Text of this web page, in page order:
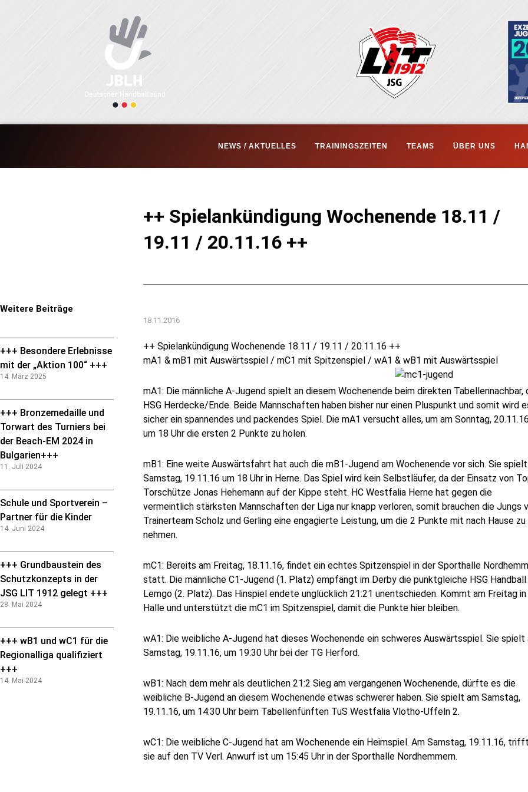
NEWS / AKTUELLES TRAININGSZEITEN TEAMS ÜBER UNS
Weitere Beiträge
+++ Besondere Erlebnisse
mit der „Aktion 100“ +++
14. März 2025
+++ Bronzemedaille und
Torwart des Turniers bei
der Beach-EM 2024 in
Bulgarien+++
11. Juli 2024
Schule und Sportverein –
Partner für die Kinder
14. Juni 2024
+++ Grundbaustein des
Schutzkonzepts in der
JSG LIT 1912 gelegt +++
28. Mai 2024
+++ wB1 und wC1 für die
Regionalliga qualifiziert
+++
14. Mai 2024
++ Spielankündigung Wochenende 18.11 /
19.11 / 20.11.16 ++
18.11.2016
++ Spielankündigung Wochenende 18.11 / 19.11 / 20.11.16 ++
mA1 & mB1 mit Auswärtsspiel / mC1 mit Spitzenspiel / wA1 & wB1 mit Auswärtsspiel
mA1: Die männliche A-Jugend spielt an diesem Wochenende beim direkten Tabellennachbar,
HSG Herdecke/Ende. Beide Mannschaften haben bisher nur einen Pluspunkt und somit wird
sicher ein spannendes und packendes Spiel. Die mA1 versucht alles, um am Sonntag, 20.11.16
um 18 Uhr die ersten 2 Punkte zu holen.
mB1: Eine weite Auswärtsfahrt hat auch die mB1-Jugend am Wochenende vor sich. Sie
Samstag, 19.11.16 um 18 Uhr in Herne. Das Spiel wird kein Selbstläufer, da der Einsatz von
Torschütze Jonas Hehemann auf der Kippe steht. HC Westfalia Herne hat gegen die
vermeintlich stärksten Mannschaften der Liga nur knapp verloren, somit brauchen die Jungs
Trainerteam Scholz und Gerling eine engagierte Leistung, um die 2 Punkte mit nach Hause zu
nehmen.
mC1: Bereits am Freitag, 18.11.16, findet ein echtes Spitzenspiel in der Sporthalle
statt. Die männliche C1-Jugend (1. Platz) empfängt im Derby die punktgleiche HSG Handball
Lemgo (2. Platz). Das Hinspiel endete unglücklich 21:21 unentschieden. Kommt am Freitag
Halle und unterstützt die mC1 im Spitzenspiel, damit die Punkte hier bleiben.
wA1: Die weibliche A-Jugend hat dieses Wochenende ein schweres Auswärtsspiel. Sie spielt
Samstag, 19.11.16, um 19:30 Uhr bei der TG Herford.
wB1: Nach dem mehr als deutlichen 21:2 Sieg am vergangenen Wochenende, dürfte es die
weibliche B-Jugend an diesem Wochenende etwas schwerer haben. Sie spielt am Samstag,
19.11.16, um 14:30 Uhr beim Tabellenfünften TuS Westfalia Vlotho-Uffeln 2.
wC1: Die weibliche C-Jugend hat am Wochenende ein Heimspiel. Am Samstag, 19.11.16, trifft
sie auf den TV Verl. Anwurf ist um 15:45 Uhr in der Sporthalle Nordhemmern.